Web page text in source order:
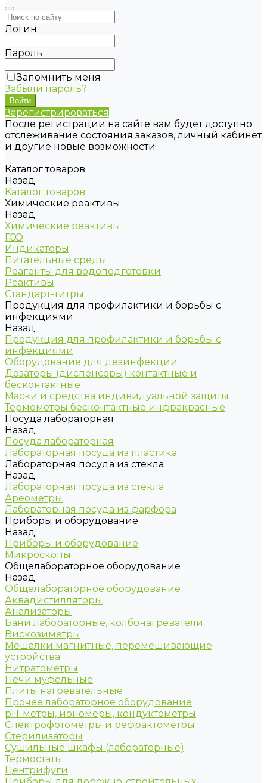
Логин
Пароль
Запомнить меня
Забыли пароль?
Зарегистрироваться
После регистрации на сайте вам будет доступно
отслеживание состояния заказов, личный кабинет
и другие новые возможности
Каталог товаров
Назад
Каталог товаров
Химические реактивы
Назад
Химические реактивы
ГСО
Индикаторы
Питательные среды
Реагенты для водоподготовки
Реактивы
Стандарт-титры
Продукция для профилактики и борьбы с
инфекциями
Назад
Продукция для профилактики и борьбы с
инфекциями
Оборудование для дезинфекции
Дозаторы (диспенсеры) контактные и
бесконтактные
Маски и средства индивидуальной защиты
Термометры бесконтактные инфракрасные
Посуда лабораторная
Назад
Посуда лабораторная
Лабораторная посуда из пластика
Лабораторная посуда из стекла
Назад
Лабораторная посуда из стекла
Ареометры
Лабораторная посуда из фарфора
Приборы и оборудование
Назад
Приборы и оборудование
Микроскопы
Общелабораторное оборудование
Назад
Общелабораторное оборудование
Аквадистилляторы
Анализаторы
Бани лабораторные, колбонагреватели
Вискозиметры
Мешалки магнитные, перемешивающие
устройства
Нитратометры
Печи муфельные
Плиты нагревательные
Прочее лабораторное оборудование
рН-метры, иономеры, кондуктометры
Спектрофотометры и рефрактометры
Стерилизаторы
Сушильные шкафы (лабораторные)
Термостаты
Центрифуги